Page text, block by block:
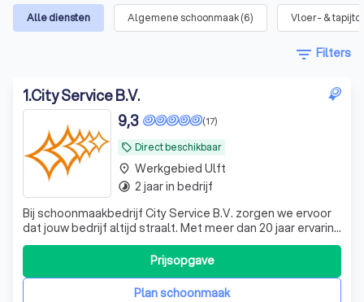
Alle diensten Algemene schoonmaak(6) Vloer- &
filter_list Filters
1.City Service B.V.
local_offer Direct beschikbaar
(17)
9,3
Bij schoonmaakbedrijf City Service B.V. zorgen we ervoor
dat jouw bedrijf altijd straalt. Met meer dan 20 jaar ervaring
in de schoonmaakbranche zijn wij dé partner voor
bedrijven, instellingen, scholen en kinderdagverblijven in
heel Nederland. Van reguliere schoonmaak tot
glasbewassing, specialistisPlan schoonmaak
Prijsopgave
place Werkgebied Ulft
timelapse 2 jaar in bedrijf